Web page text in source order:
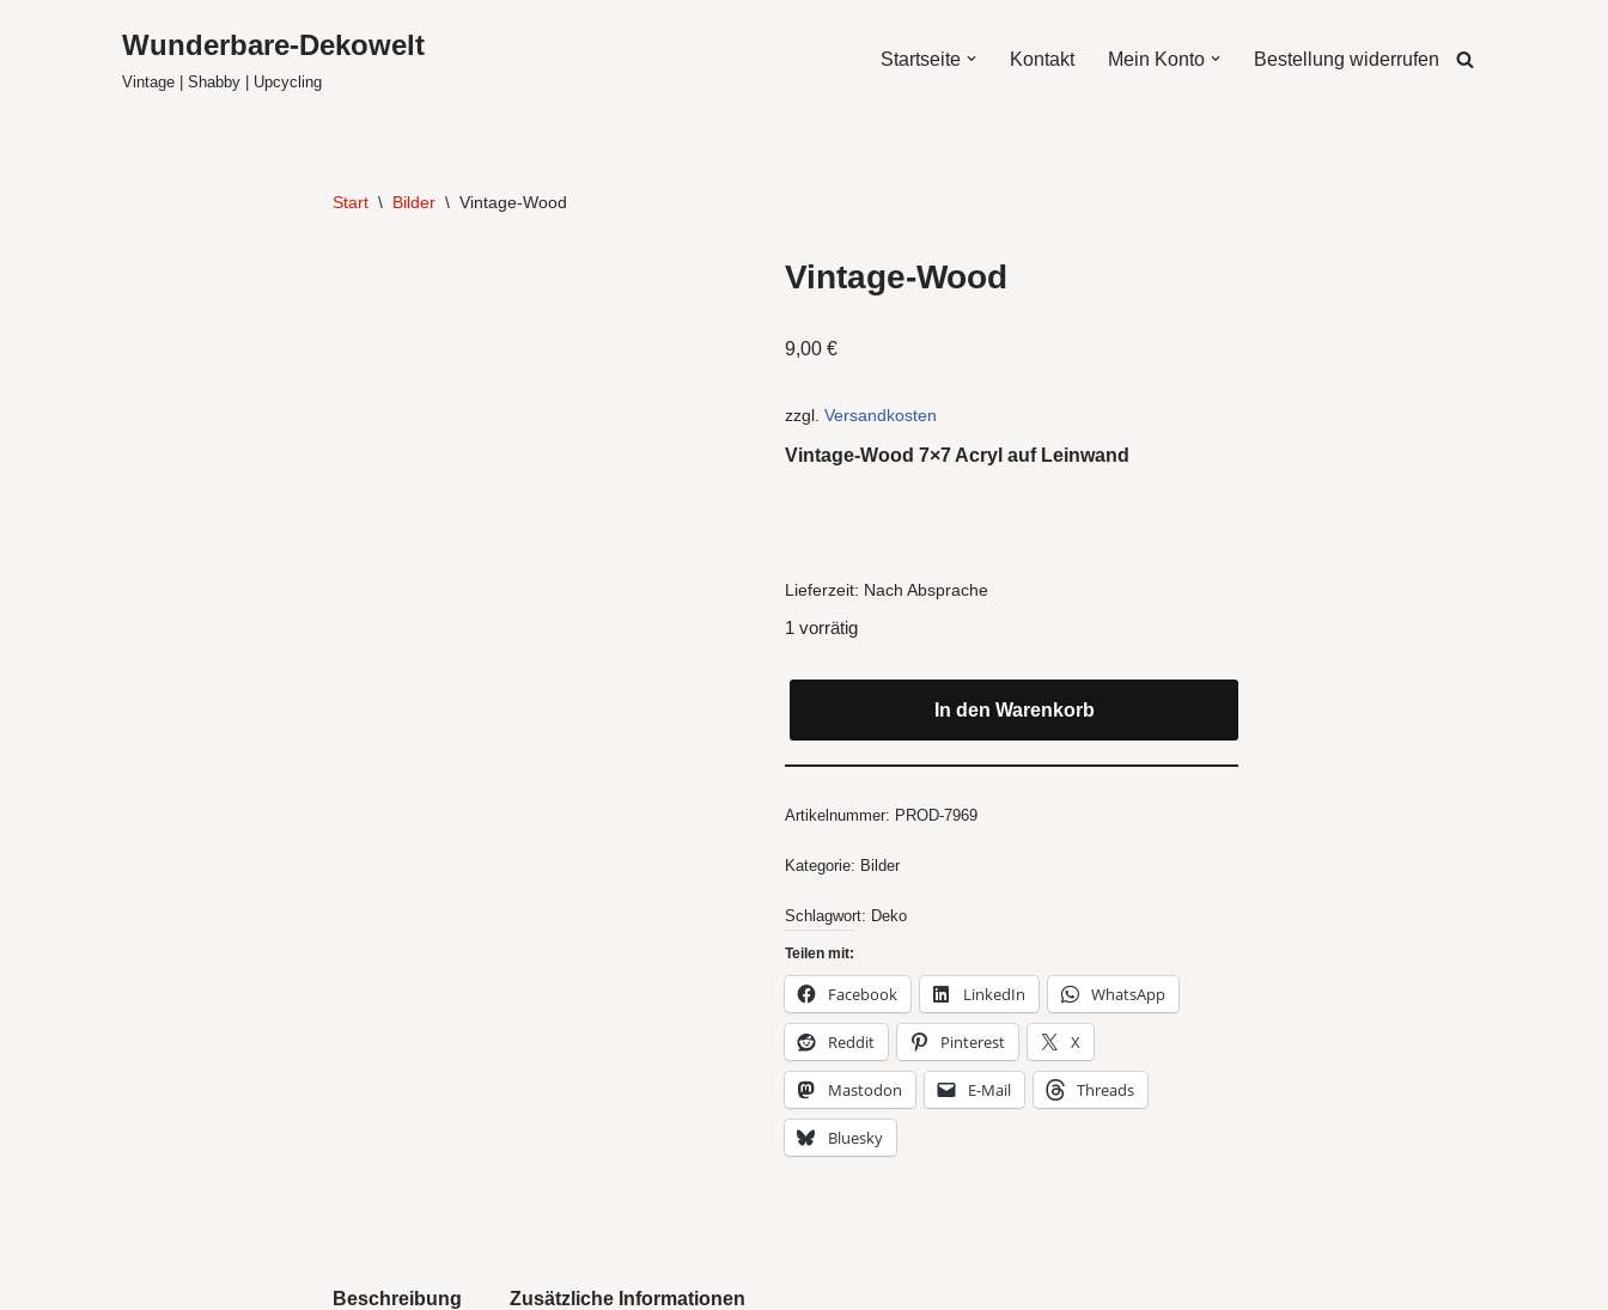
Wunderbare-Dekowelt
Vintage | Shabby | Upcycling
Startseite Kontakt Mein Konto Bestellung widerrufen
Start \ Bilder \ Vintage-Wood
Vintage-Wood
9,00€
zzgl.Versandkosten
Vintage-Wood 7×7 Acryl auf Leinwand
Lieferzeit: Nach Absprache
1 vorrätig
In den Warenkorb
Artikelnummer: PROD-7969
Kategorie: Bilder
Schlagwort: Deko
Teilen mit:
Facebook LinkedIn WhatsApp
Reddit Pinterest X
Mastodon E-Mail Threads
Bluesky
Beschreibung Zusätzliche Informationen